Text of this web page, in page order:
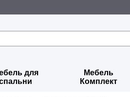
для
Мебель
Комплект